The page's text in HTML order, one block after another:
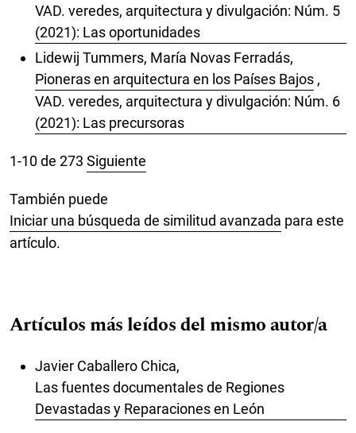
VAD. veredes, arquitectura y divulgación: Núm. 5
(2021): Las oportunidades
Lidewij Tummers, María Novas Ferradás,
Pioneras en arquitectura en los Países Bajos ,
VAD. veredes, arquitectura y divulgación: Núm. 6
(2021): Las precursoras
1-10 de 273 Siguiente
También puede
Iniciar una búsqueda de similitud avanzada para este
artículo.
Artículos más leídos del mismo autor/a
Javier Caballero Chica,
Las fuentes documentales de Regiones
Devastadas y Reparaciones en León